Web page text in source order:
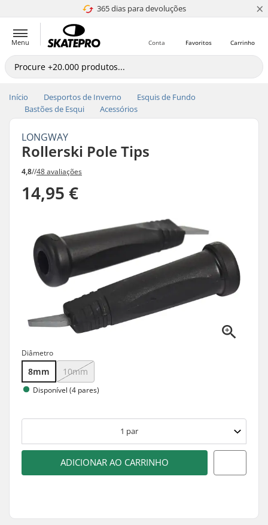
365 dias para devoluções
4.8 de 5 ×
Menu Carrinho
Favoritos
Conta
Início Desportos de Inverno
Esquis de Fundo
Bastões de Esqui
Acessórios
LONGWAY
Rollerski Pole Tips
4,8//48 avaliações
14,95 €
Diâmetro
8mm 10mm
Disponível (4 pares)
1 par
ADICIONAR AO CARRINHO